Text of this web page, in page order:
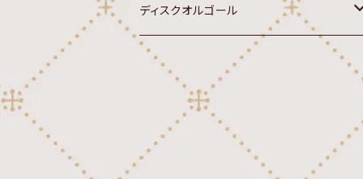
ディスクオルゴール
オルゴール
20弁ディスク(Sankyo,Rhythm 7")
クラシック
22弁ディスク(Rhythm,Sankyo 4-3/